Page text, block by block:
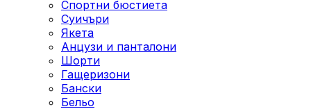
Спортни бюстиета
Суичъри
Якета
Aнцузи и панталони
Шорти
Гащеризони
Бански
Бельо